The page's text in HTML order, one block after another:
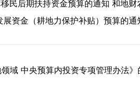
民后期扶持资金预算的通知 和地
资金（耕地力保护补贴）预算的
域 中央预算内投资专项管理办法》